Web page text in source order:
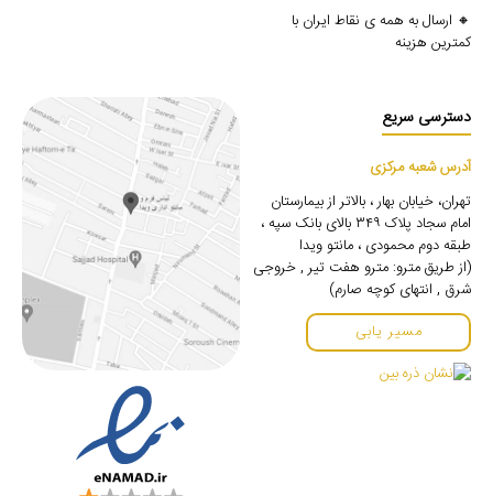
🔸 ارسال به همه ی نقاط ایران با
کمترین هزینه
دسترسی سریع
آدرس شعبه مرکزی
تهران، خیابان بهار ، بالاتر از بیمارستان
امام سجاد پلاک ۳۴۹ بالای بانک سپه ،
طبقه دوم محمودی ، مانتو ویدا
(از طریق مترو: مترو هفت تیر , خروجی
شرق , انتهای کوچه صارم)
مسیر یابی